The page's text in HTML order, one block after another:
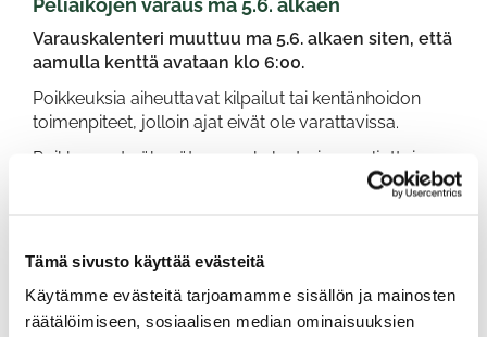
Tämä sivusto käyttää evästeitä
Käytämme evästeitä tarjoamamme sisällön ja mainosten
räätälöimiseen, sosiaalisen median ominaisuuksien
Peliaikojen varaus ma 5.6. alkaen
Varauskalenteri muuttuu ma 5.6. alkaen siten, että
aamulla kenttä avataan klo 6:00.
Poikkeuksia aiheuttavat kilpailut tai kentänhoidon
toimenpiteet, jolloin ajat eivät ole varattavissa.
Poikkeamat näkyvät varauskalenterissa suljettuina
varauskalenterissa ja caddiemasterilta..
Illalla ajanvaraus on normaalisti klo 21:00 asti